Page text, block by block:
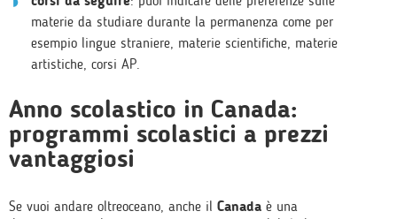
materie da studiare durante la permanenza come per
esempio lingue straniere, materie scientifiche, materie
artistiche, corsi AP.
Anno scolastico in Canada:
programmi scolastici a prezzi
vantaggiosi
Se vuoi andare oltreoceano, anche il Canada è una